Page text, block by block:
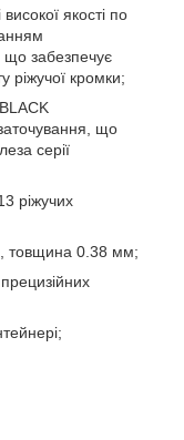
якості по
що забезпечує
ріжучої кромки;
що
серії
ріжучих
товщина 0.38 мм;